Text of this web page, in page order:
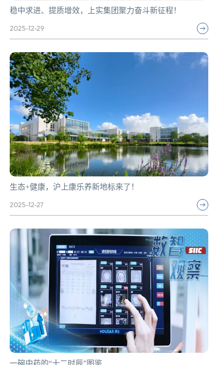
稳中求进、提质增效，上实集团聚力奋斗新征程！
2025-12-29
生态+健康，沪上康乐养新地标来了！
2025-12-27
一碗中药的“十二时辰”图鉴